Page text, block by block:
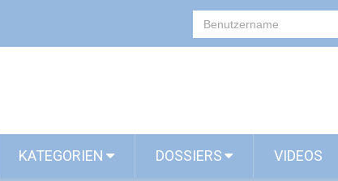
KATEGORIEN DOSSIERS VIDEOS